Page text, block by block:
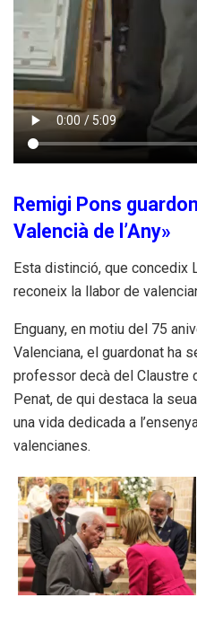
Remigi Pons
Valencià de l’Any»
Esta distinció, que concedix
reconeix la llabor de
Enguany, en motiu del 75
Valenciana, el guardonat ha
professor decà del Claustre
Penat, de qui destaca la
una vida dedicada a
valencianes.